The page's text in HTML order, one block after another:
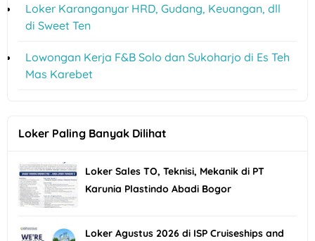
Loker Karanganyar HRD, Gudang, Keuangan, dll
di Sweet Ten
Lowongan Kerja F&B Solo dan Sukoharjo di Es Teh
Mas Karebet
Loker Paling Banyak Dilihat
Loker Sales TO, Teknisi, Mekanik di PT
Karunia Plastindo Abadi Bogor
Loker Agustus 2026 di ISP Cruiseships and